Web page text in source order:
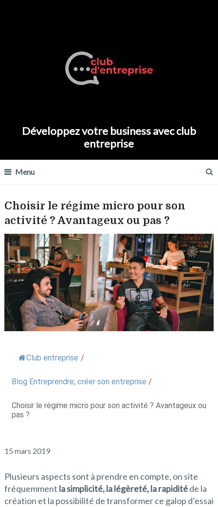
Développez votre business avec club
entreprise
Menu
Choisir le régime micro pour son
activité ? Avantageux ou pas ?
Club entreprise /
Blog Entreprendre, créer son entreprise /
Choisir le régime micro pour son activité ? Avantageux ou
pas ?
15 mars 2019
Plusieurs aspects sont à prendre en compte, on site
fréquemment la simplicité, la légèreté, la rapiditéde la
création et la possibilité de transformer ce galop d’essai